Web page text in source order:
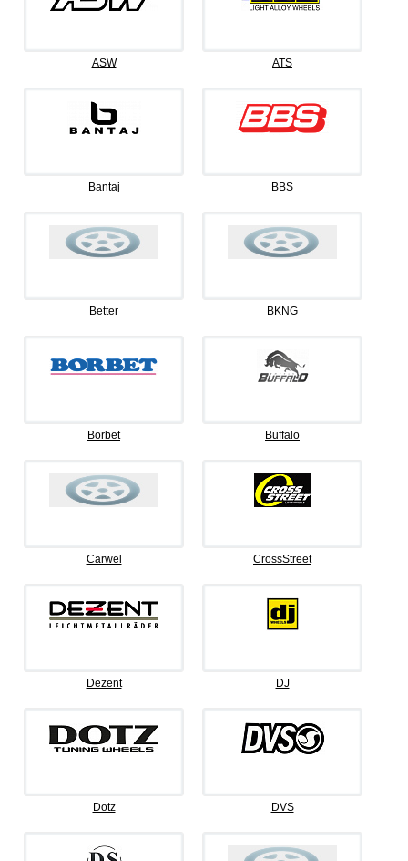
ASW ATS
Bantaj BBS
Better BKNG
Borbet Buffalo
Carwel CrossStreet
Dezent DJ
Dotz DVS